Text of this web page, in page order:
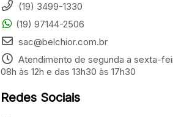
(19) 3499-1330
(19) 97144-2506
sac@belchior.com.br
Atendimento de segunda a sexta-
08h às 12h e das 13h30 às 17h30
Redes Sociais